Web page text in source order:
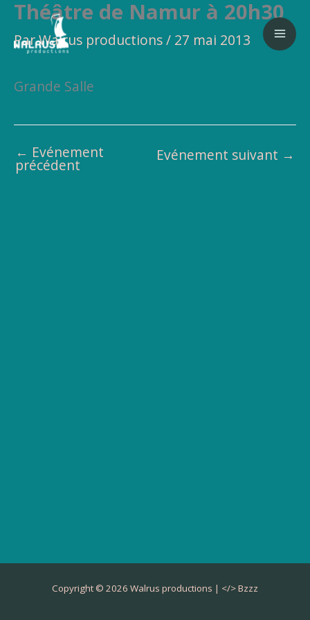
Aller
contenu
Théâtre de Namur à 20h30
ParWalrus productions/ 27 mai 2013
Grande Salle
← Evénement
précédent
Evénement suivant →
Copyright © 2026 Walrus productions | </>Bzzz